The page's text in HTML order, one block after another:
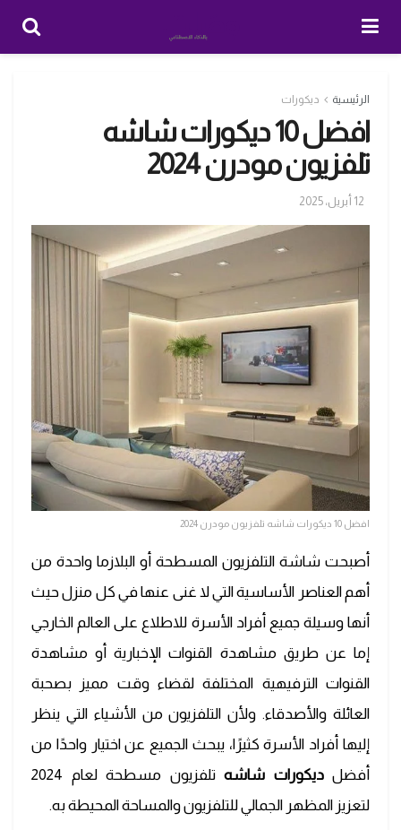
الرئيسية ديكورات
افضل 10 ديكورات شاشه
تلفزيون مودرن 2024
12 أبريل، 2025
افضل 10 ديكورات شاشه تلفزيون مودرن 2024
أصبحت شاشة التلفزيون المسطحة أو البلازما واحدة من
أهم العناصر الأساسية التي لا غنى عنها في كل منزل حيث
أنها وسيلة جميع أفراد الأسرة للاطلاع على العالم الخارجي
إما عن طريق مشاهدة القنوات الإخبارية أو مشاهدة
القنوات الترفيهية المختلفة لقضاء وقت مميز بصحبة
العائلة والأصدقاء. ولأن التلفزيون من الأشياء التي ينظر
إليها أفراد الأسرة كثيرًا، يبحث الجميع عن اختيار واحدًا من
أفضلديكورات شاشه
تلفزيون مسطحة لعام 2024
لتعزيز المظهر الجمالي للتلفزيون والمساحة المحيطة به.